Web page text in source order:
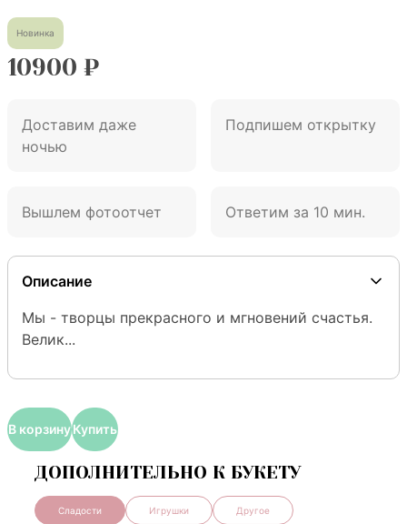
Новинка
10900 ₽
Доставим даже
ночью
Подпишем открытку
Вышлем фотоотчет Ответим за 10 мин.
Описание
Мы - творцы прекрасного и мгновений счастья.
Велик...
В корзинуКупить
ДОПОЛНИТЕЛЬНО К БУКЕТУ
Сладости Игрушки Другое